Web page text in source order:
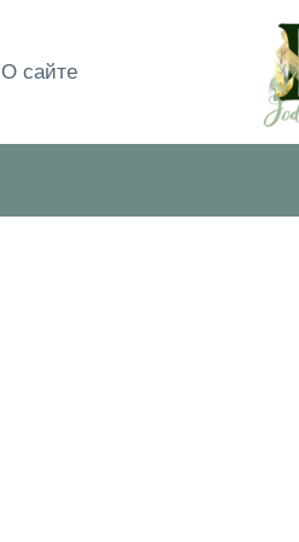
О сайте